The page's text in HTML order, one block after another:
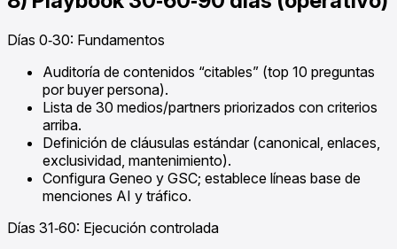
Días 0‑30: Fundamentos
Auditoría de contenidos “citables” (top 10 preguntas
por buyer persona).
Lista de 30 medios/partners priorizados con criterios
arriba.
Definición de cláusulas estándar (canonical, enlaces,
exclusividad, mantenimiento).
Configura Geneo y GSC; establece líneas base de
menciones AI y tráfico.
Días 31‑60: Ejecución controlada